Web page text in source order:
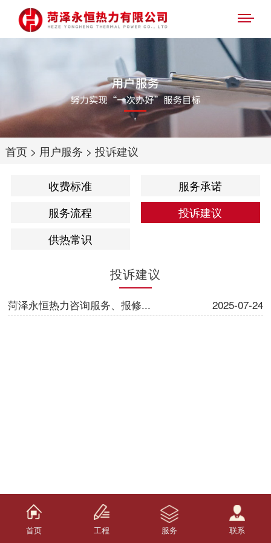
首页> 用户服务 > 投诉建议
收费标准
服务承诺
服务流程
投诉建议
供热常识
投诉建议
菏泽永恒热力咨询服务、报修... 2025-07-24
首页 工程 服务 联系